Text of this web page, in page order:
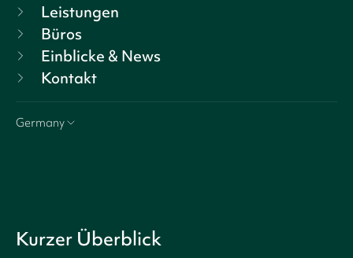
Leistungen
Büros
Einblicke & News
Kontakt
Germany
Kurzer Überblick